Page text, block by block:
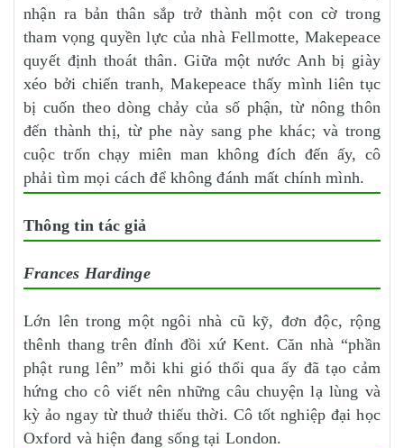
nhận ra bản thân sắp trở thành một con cờ trong
tham vọng quyền lực của nhà Fellmotte, Makepeace
quyết định thoát thân. Giữa một nước Anh bị giày
xéo bởi chiến tranh, Makepeace thấy mình liên tục
bị cuốn theo dòng chảy của số phận, từ nông thôn
đến thành thị, từ phe này sang phe khác; và trong
cuộc trốn chạy miên man không đích đến ấy, cô
phải tìm mọi cách để không đánh mất chính mình.
Thông tin tác giả
Frances Hardinge
Lớn lên trong một ngôi nhà cũ kỹ, đơn độc, rộng
thênh thang trên đỉnh đồi xứ Kent. Căn nhà “phần
phật rung lên” mỗi khi gió thổi qua ấy đã tạo cảm
hứng cho cô viết nên những câu chuyện lạ lùng và
kỳ ảo ngay từ thuở thiếu thời. Cô tốt nghiệp đại học
Oxford và hiện đang sống tại London.